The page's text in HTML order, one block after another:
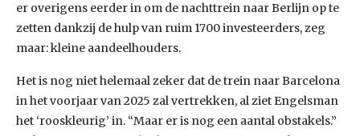
er overigens eerder in om de nachttrein naar Berlijn op te
zetten dankzij de hulp van ruim 1700 investeerders, zeg
maar: kleine aandeelhouders.
Het is nog niet helemaal zeker dat de trein naar Barcelona
in het voorjaar van 2025 zal vertrekken, al ziet Engelsman
het ‘rooskleurig’ in. “Maar er is nog een aantal obstakels.”